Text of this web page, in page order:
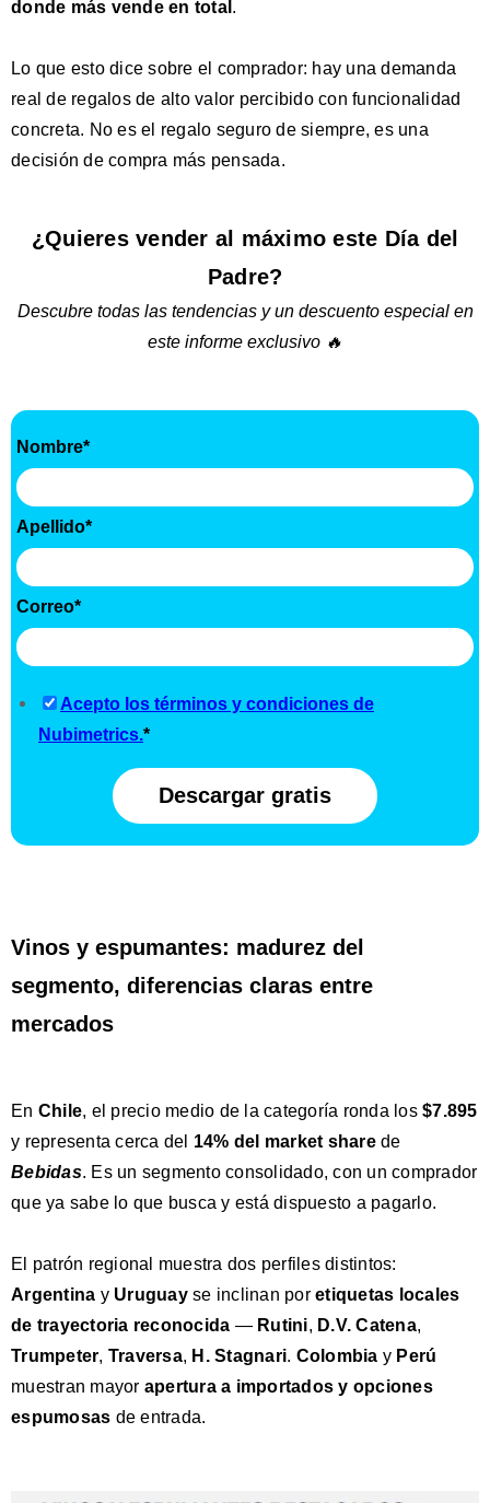
donde más vende en total .
Lo que esto dice sobre el comprador: hay una demanda
real de regalos de alto valor percibido con funcionalidad
concreta. No es el regalo seguro de siempre, es una
decisión de compra más pensada.
¿Quieres vender al máximo este Día del
Padre?
Descubre todas las tendencias y un descuento especial en
este informe exclusivo 🔥
Nombre*
Apellido*
Correo*
Acepto los términos y condiciones de
Nubimetrics.*
Vinos y espumantes: madurez del
segmento, diferencias claras entre
mercados
En Chile, el precio medio de la categoría ronda los $7.895
y representa cerca del 14% del market sharede
Bebidas. Es un segmento consolidado, con un comprador
que ya sabe lo que busca y está dispuesto a pagarlo.
El patrón regional muestra dos perfiles distintos:
Argentina y Uruguay se inclinan por etiquetas locales
de trayectoria reconocida — Rutini, D.V. Catena,
Trumpeter, Traversa, H. Stagnari. Colombia y Perú
muestran mayor apertura a importados y opciones
espumosas de entrada.